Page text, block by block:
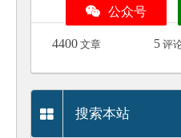
公众号
4400 文章 5 评
搜索本站